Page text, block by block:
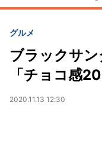
グルメ
ブラックサ
「チョコ感
2020.11.13 12:30